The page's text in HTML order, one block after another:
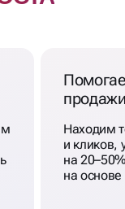
Находим
и кликов,
на
на